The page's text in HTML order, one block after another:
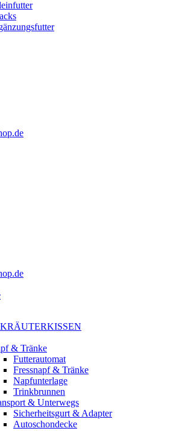
& Tränke
Futterautomat
Fressnapf & Tränke
Napfunterlage
Trinkbrunnen
& Unterwegs
Sicherheitsgurt & Adapter
Autoschondecke